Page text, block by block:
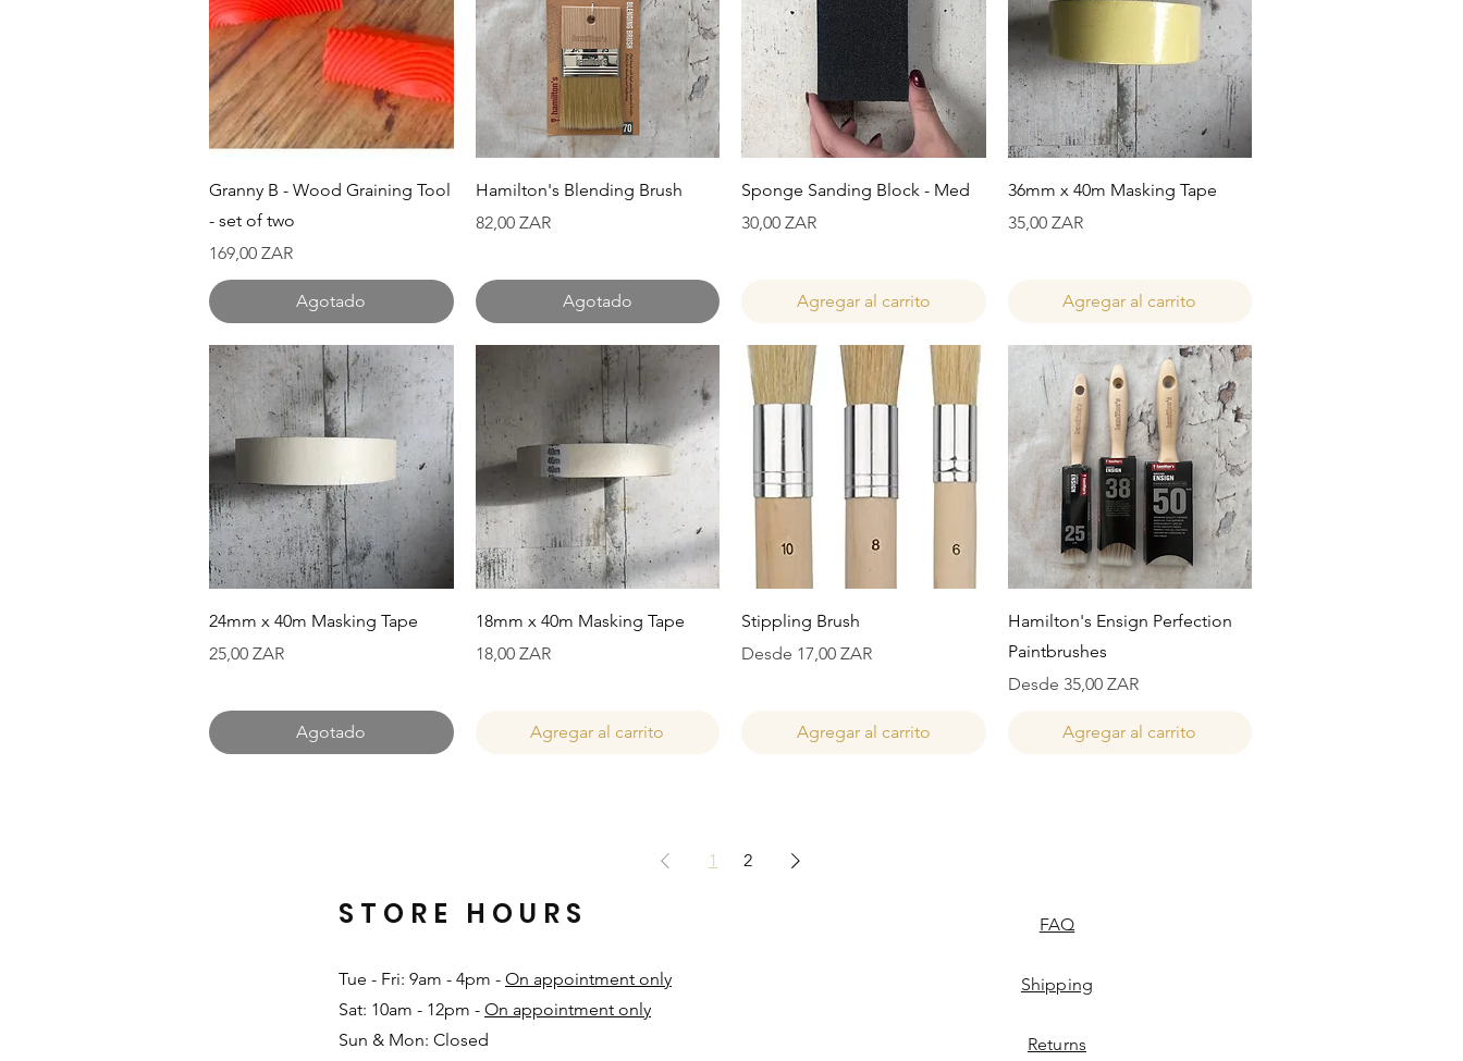
Vista rápida
Granny B - Wood Graining Tool
- set of two
Precio
169,00 ZAR
Agotado
Vista rápida
Hamilton's Blending Brush
Precio
82,00 ZAR
Agotado
Vista rápida
Sponge Sanding Block - Med
Precio
30,00 ZAR
Agregar al carrito
Vista rápida
36mm x 40m Masking Tape
Precio
35,00 ZAR
Agregar al carrito
Vista rápida
24mm x 40m Masking Tape
Precio
25,00 ZAR
Agotado
Vista rápida
18mm x 40m Masking Tape
Precio
18,00 ZAR
Agregar al carrito
Vista rápida
Stippling Brush
Desde 17,00 ZAR
Precio de oferta
Agregar al carrito
Vista rápida
Hamilton's Ensign Perfection
Paintbrushes
Desde 35,00 ZAR
Precio de oferta
Agregar al carrito
1 2
Tue - Fri: 9am - 4pm - On appointment only
Sat: 10am - 12pm - On appointment only
Sun & Mon: Closed​
STORE HOURS FAQ
Shipping
Returns